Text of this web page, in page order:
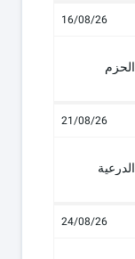
16/08/26
الحزم
21/08/26
الدرعية
24/08/26